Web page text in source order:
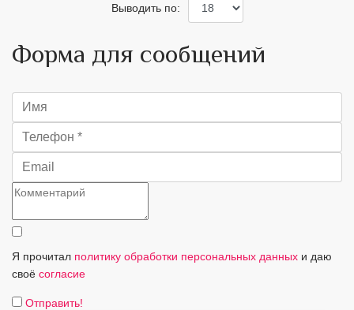
Выводить по:
Форма для сообщений
Я прочитал политику обработки персональных данных и даю
своё согласие
Отправить!